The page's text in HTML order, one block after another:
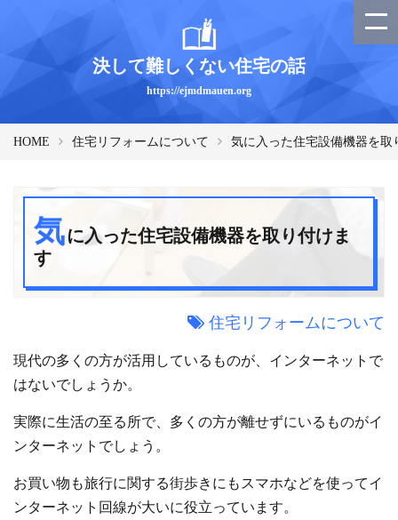
決して難しくない住宅の話
https://ejmdmauen.org
HOME 住宅リフォームについて 気に入った住宅設備機器を取
気に入った住宅設備機器を取り付けま
す
住宅リフォームについて
現代の多くの方が活用しているものが、インターネットで
はないでしょうか。
実際に生活の至る所で、多くの方が離せずにいるものがイ
ンターネットでしょう。
お買い物も旅行に関する街歩きにもスマホなどを使ってイ
ンターネット回線が大いに役立っています。